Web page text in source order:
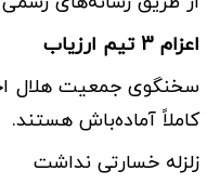
اعزام 3 تیم ارزیاب
کاملاً آماده‌باش هستند.
زلزله خسارتی نداشت